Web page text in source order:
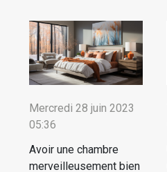
Mercredi 28 juin 2023
05:36
Avoir une chambre
merveilleusement bien